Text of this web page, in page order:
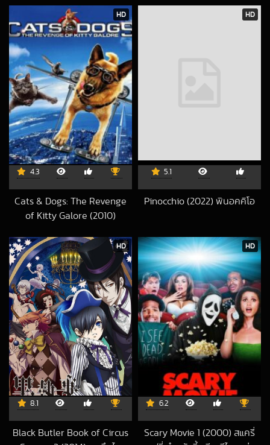
HD
4.3
Cats & Dogs: The Revenge
of Kitty Galore (2010)
2021-03-29 UTC
HD
5.1
Pinocchio (2022) พินอคคิโอ
HD
8.1
Black Butler Book of Circus
HD
6.2
Scary Movie 1 (2000) สแครี่